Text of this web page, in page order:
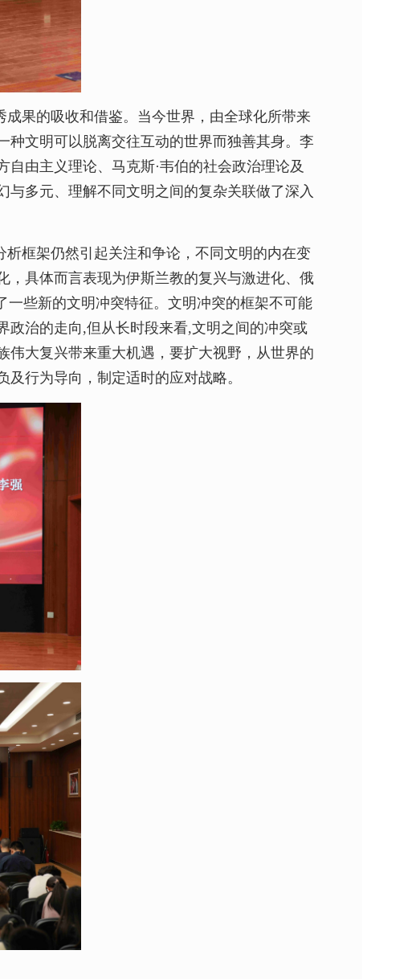
果的吸收和借鉴。当今世界，由全球化所带来
种文明可以脱离交往互动的世界而独善其身。李
由主义理论、马克斯·韦伯的社会政治理论及
多元、理解不同文明之间的复杂关联做了深入
框架仍然引起关注和争论，不同文明的内在变
具体而言表现为伊斯兰教的复兴与激进化、俄
一些新的文明冲突特征。文明冲突的框架不可能
政治的走向,但从长时段来看,文明之间的冲突或
大复兴带来重大机遇，要扩大视野，从世界的
行为导向，制定适时的应对战略。